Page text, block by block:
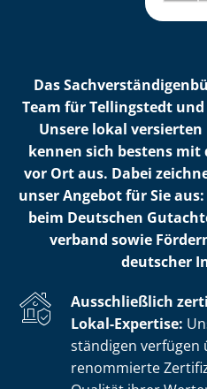
Das
Team für Tellingstedt
Unsere lokal
kennen sich bestens
vor Ort aus. Dabei
unser Angebot für Sie
beim Deutschen
ver­band sowie
deutscher
Ausschließlich
Lokal-Expertise:
stän­di­gen verfügen
renommierte